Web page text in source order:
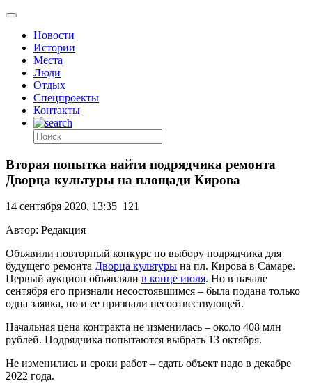
Новости
Истории
Места
Люди
Отдых
Спецпроекты
Контакты
Вторая попытка найти подрядчика ремонта
Дворца культуры на площади Кирова
14 сентября 2020, 13:35 121
Автор: Редакция
Объявили повторный конкурс по выбору подрядчика для
будущего ремонта Дворца культуры на пл. Кирова в Самаре.
Первый аукцион объявляли в конце июля. Но в начале
сентября его признали несостоявшимся – была подана только
одна заявка, но и ее признали несоотвествующей.
Начальная цена контракта не изменилась – около 408 млн
рублей. Подрядчика попытаются выбрать 13 октября.
Не изменились и сроки работ – сдать объект надо в декабре
2022 года.